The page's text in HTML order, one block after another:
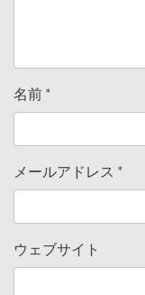
名前 *
メールアドレス *
ウェブサイト